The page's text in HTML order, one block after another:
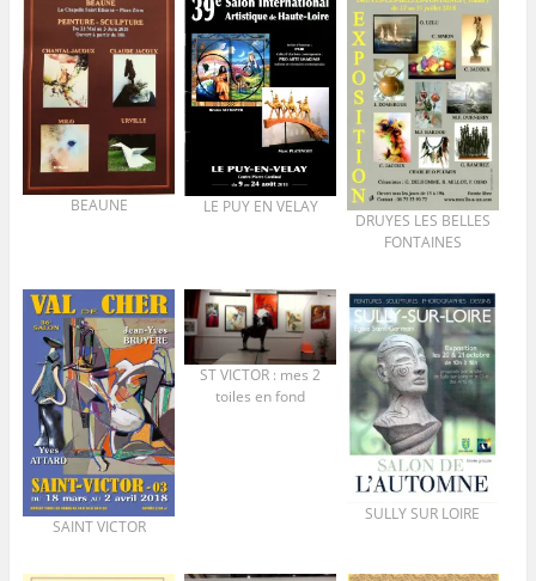
BEAUNE LE PUY EN VELAY
DRUYES LES BELLES
FONTAINES
SAINT VICTOR
ST VICTOR : mes 2
toiles en fond
SULLY SUR LOIRE